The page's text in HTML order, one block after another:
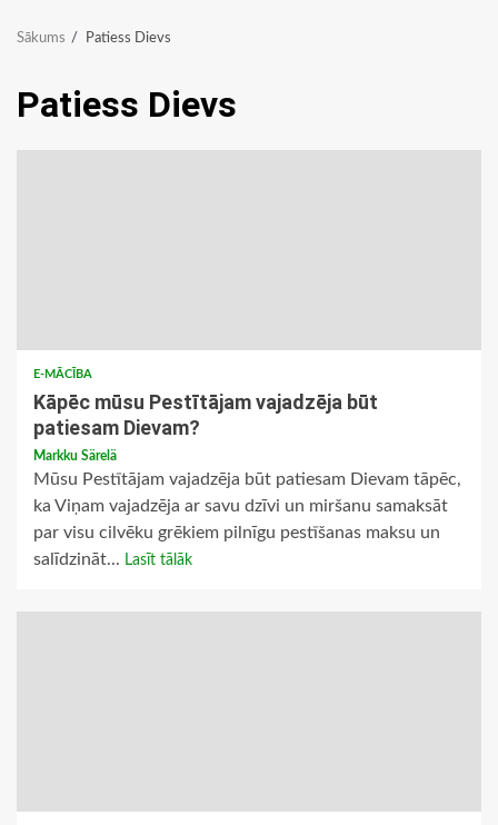
Sākums Patiess Dievs
Patiess Dievs
E-MĀCĪBA
Kāpēc mūsu Pestītājam vajadzēja būt
patiesam Dievam?
Markku Särelä
Mūsu Pestītājam vajadzēja būt patiesam Dievam tāpēc,
ka Viņam vajadzēja ar savu dzīvi un miršanu samaksāt
par visu cilvēku grēkiem pilnīgu pestīšanas maksu un
salīdzināt... Lasīt tālāk